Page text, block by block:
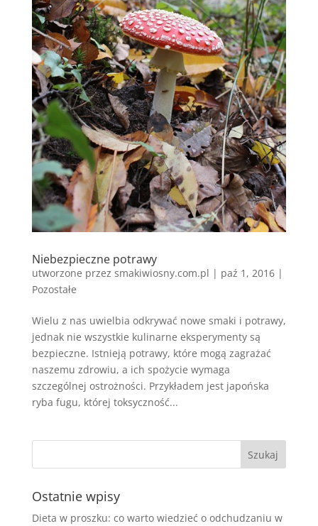
Niebezpieczne potrawy
utworzone przez smakiwiosny.com.pl | paź 1, 2016|
Pozostałe
Wielu z nas uwielbia odkrywać nowe smaki i potrawy,
jednak nie wszystkie kulinarne eksperymenty są
bezpieczne. Istnieją potrawy, które mogą zagrażać
naszemu zdrowiu, a ich spożycie wymaga
szczególnej ostrożności. Przykładem jest japońska
ryba fugu, której toksyczność...
Ostatnie wpisy
Dieta w proszku: co warto wiedzieć o odchudzaniu w